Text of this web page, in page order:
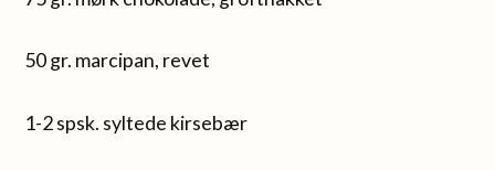
50 gr. marcipan, revet
1-2 spsk. syltede kirsebær